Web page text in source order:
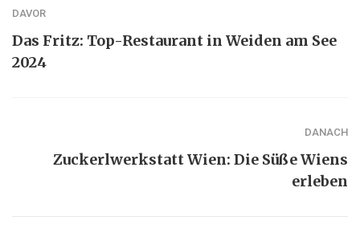
DAVOR
Das Fritz: Top-Restaurant in Weiden am See
2024
DANACH
Zuckerlwerkstatt Wien: Die Süße Wiens
erleben